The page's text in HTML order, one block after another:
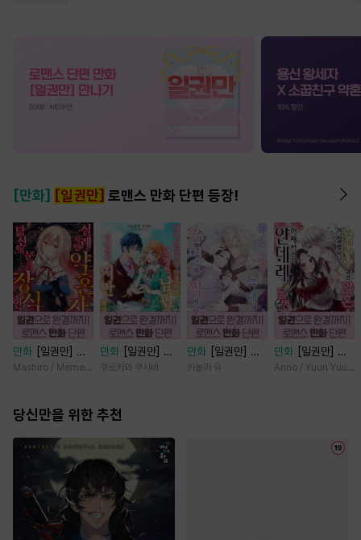
[만화] [일권만] 로맨스 만화 단편 등장!
만화
[일권만] 실
례지만 약혼자님,
Mashiro / Memeko
만화
[일권만] 내
게 간섭하지 않겠
바라봅니다 [단행
쿠로카와 쿠사비
만화
[일권만] 죽
을 뻔한 늑대가 운
카놀라 유
만화
[일권만] 왕
태자님과의 약혼을
Anno / Yuuri
당신만을 위한 추천